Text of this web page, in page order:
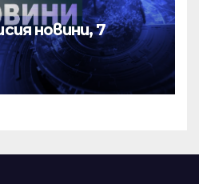
новини, 7